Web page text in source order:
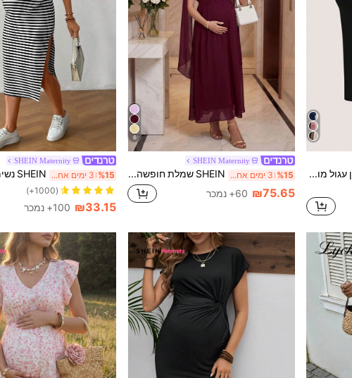
SHEIN שמלת הריון עם צווארון עגול מותן פשוט לנשים בהריון
6
SHEIN Maternity
%15 3 ימים אחרונים SHEIN שמלת חופשה קז'ואלית להריון בצבע אחיד עם קפלים
₪75.65 60+ נמכר
SHEIN Maternity
%15 3 ימים אחרונים
(1000+)
₪33.15 100+ נמכר